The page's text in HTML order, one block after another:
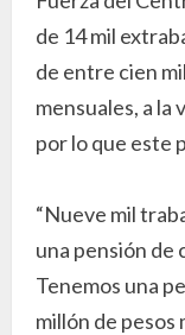
de 14 mil
de entre cien
mensuales, a la
por lo que este
“Nueve mil
una pensión de
Tenemos una
millón de pesos